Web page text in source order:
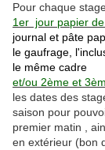
Pour chaque
1er jour papier
journal et pâte
le gaufrage,
le même cadre
et/ou 2ème et
les dates des
saison pour
premier matin ,
en extérieur (bon